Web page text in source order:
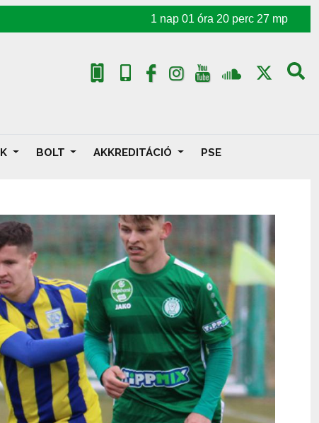
1 nap 01 óra 20 perc 24 mp
BOLT AKKREDITÁCIÓ PSE